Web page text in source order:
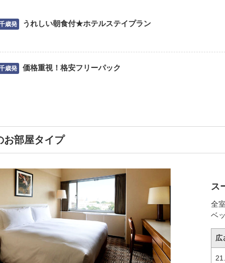
歳発 うれしい朝食付★ホテルステイプラン
歳発 価格重視！格安フリーパック
お部屋タイプ
ス
全
ベ
広